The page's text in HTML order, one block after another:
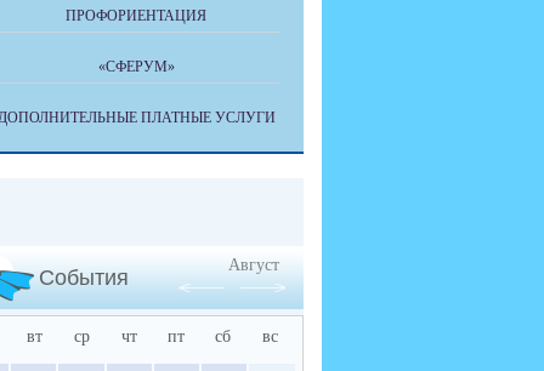
ПРОФОРИЕНТАЦИЯ
«СФЕРУМ»
ПЛАТНЫЕ УСЛУГИ
События
Август
вт ср чт пт сб вс